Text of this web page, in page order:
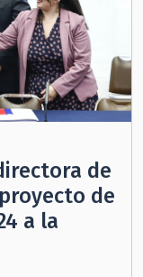
de
de
a la